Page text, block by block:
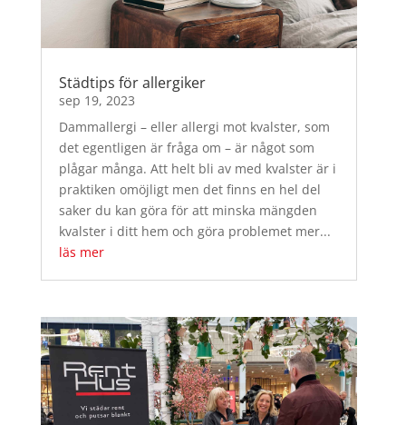
Städtips för allergiker
sep 19, 2023
Dammallergi – eller allergi mot kvalster, som
det egentligen är fråga om – är något som
plågar många. Att helt bli av med kvalster är i
praktiken omöjligt men det finns en hel del
saker du kan göra för att minska mängden
kvalster i ditt hem och göra problemet mer...
läs mer